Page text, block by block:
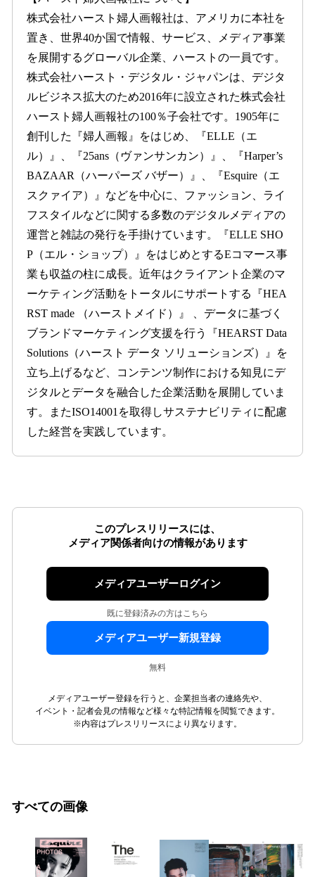
株式会社ハースト婦人画報社は、アメリカに本社を
置き、世界40か国で情報、サービス、メディア事業
を展開するグローバル企業、ハーストの一員です。
株式会社ハースト・デジタル・ジャパンは、デジタ
ルビジネス拡大のため2016年に設立された株式会社
ハースト婦人画報社の100％子会社です。1905年に
創刊した『婦人画報』をはじめ、『ELLE（エ
ル）』、『25ans（ヴァンサンカン）』、『Harper’s
BAZAAR（ハーパーズ バザー）』、『Esquire（エ
スクァイア）』などを中心に、ファッション、ライ
フスタイルなどに関する多数のデジタルメディアの
運営と雑誌の発行を手掛けています。『ELLE SHO
P（エル・ショップ）』をはじめとするEコマース事
業も収益の柱に成長。近年はクライアント企業のマ
ーケティング活動をトータルにサポートする『HEA
RST made （ハーストメイド）』 、データに基づく
ブランドマーケティング支援を行う『HEARST Data
Solutions（ハースト データ ソリューションズ）』を
立ち上げるなど、コンテンツ制作における知見にデ
ジタルとデータを融合した企業活動を展開していま
す。またISO14001を取得しサステナビリティに配慮
した経営を実践しています。
このプレスリリースには、
メディア関係者向けの情報があります
メディアユーザーログイン
既に登録済みの方はこちら
メディアユーザー新規登録
無料
メディアユーザー登録を行うと、企業担当者の連絡先や、
イベント・記者会見の情報など様々な特記情報を閲覧できます。
※内容はプレスリリースにより異なります。
すべての画像